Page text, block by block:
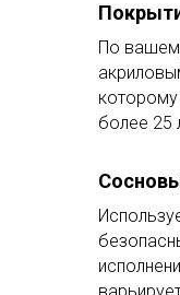
По
более 25